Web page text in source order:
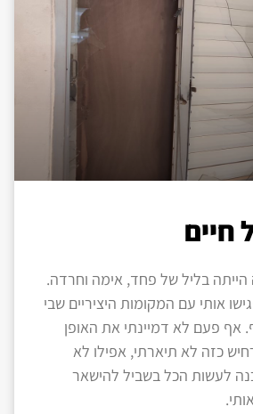
חיים
בליל של פחד, אימה וחרדה.
אותי עם המקומות היציריים שבי
אף פעם לא דמיינתי את האופן
כזה לא תיארתי, אפילו לא
לעשות הכל בשביל להישאר